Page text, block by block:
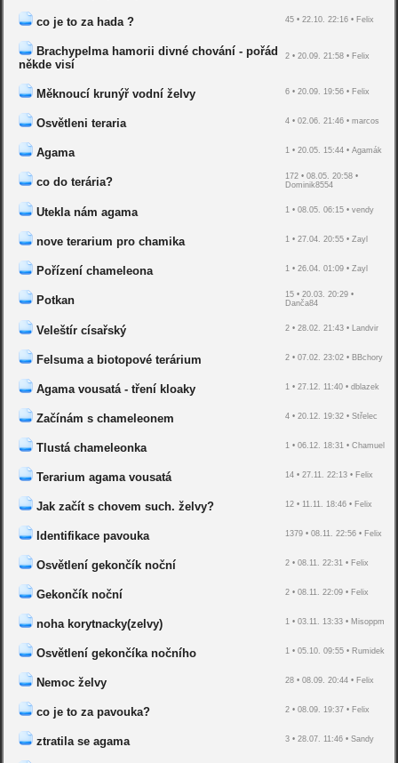
co je to za hada ? 45 • 22.10. 22:16 • Felix
Brachypelma hamorii divné chování - pořád
někde visí
2 • 20.09. 21:58 • Felix
Měknoucí krunýř vodní želvy 6 • 20.09. 19:56 • Felix
Osvětleni teraria 4 • 02.06. 21:46 • marcos
Agama 1 • 20.05. 15:44 • Agamák
co do terária?
172 • 08.05. 20:58 •
Dominik8554
Utekla nám agama 1 • 08.05. 06:15 • vendy
nove terarium pro chamika 1 • 27.04. 20:55 • Zayl
Pořízení chameleona 1 • 26.04. 01:09 • Zayl
Potkan
15 • 20.03. 20:29 •
Danča84
Veleštír císařský 2 • 28.02. 21:43 • Landvir
Felsuma a biotopové terárium 2 • 07.02. 23:02 • BBchory
Agama vousatá - tření kloaky 1 • 27.12. 11:40 • dblazek
Začínám s chameleonem 4 • 20.12. 19:32 • Střelec
Tlustá chameleonka 1 • 06.12. 18:31 • Chamuel
Terarium agama vousatá 14 • 27.11. 22:13 • Felix
Jak začít s chovem such. želvy? 12 • 11.11. 18:46 • Felix
Identifikace pavouka 1379 • 08.11. 22:56 • Felix
Osvětlení gekončík noční 2 • 08.11. 22:31 • Felix
Gekončík noční 2 • 08.11. 22:09 • Felix
noha korytnacky(zelvy) 1 • 03.11. 13:33 • Misoppm
Osvětlení gekončíka nočního 1 • 05.10. 09:55 • Rumidek
Nemoc želvy 28 • 08.09. 20:44 • Felix
co je to za pavouka? 2 • 08.09. 19:37 • Felix
ztratila se agama 3 • 28.07. 11:46 • Sandy